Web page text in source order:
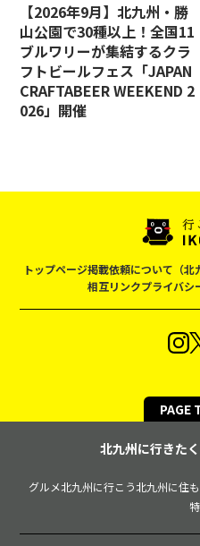
【2026年9月】北九州・勝
山公園で30種以上！全国11
ブルワリーが集結するクラ
フトビールフェス「JAPAN
CRAFTABEER WEEKEND 2
026」開催
トップページ掲載依頼について（北
相互リンクプライバシ
PAGE
北九州に行きた
グルメ北九州に行こう北九州に住